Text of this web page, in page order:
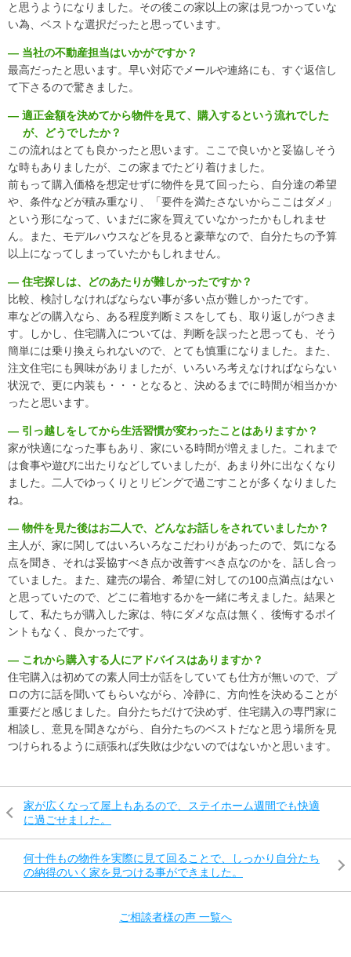
と思うようになりました。その後この家以上の家は見つかっていな
い為、ベストな選択だったと思っています。
― 当社の不動産担当はいかがですか？
最高だったと思います。早い対応でメールや連絡にも、すぐ返信し
て下さるので驚きました。
― 適正金額を決めてから物件を見て、購入するという流れでした
が、どうでしたか？
この流れはとても良かったと思います。ここで良いかと妥協しそう
な時もありましたが、この家までたどり着けました。
前もって購入価格を想定せずに物件を見て回ったら、自分達の希望
や、条件などが積み重なり、「要件を満たさないからここはダメ」
という形になって、いまだに家を買えていなかったかもしれませ
ん。また、モデルハウスなどを見ると豪華なので、自分たちの予算
以上になってしまっていたかもしれません。
― 住宅探しは、どのあたりが難しかったですか？
比較、検討しなければならない事が多い点が難しかったです。
車などの購入なら、ある程度判断ミスをしても、取り返しがつきま
す。しかし、住宅購入については、判断を誤ったと思っても、そう
簡単には乗り換えられないので、とても慎重になりました。また、
注文住宅にも興味がありましたが、いろいろ考えなければならない
状況で、更に内装も・・・となると、決めるまでに時間が相当かか
ったと思います。
― 引っ越しをしてから生活習慣が変わったことはありますか？
家が快適になった事もあり、家にいる時間が増えました。これまで
は食事や遊びに出たりなどしていましたが、あまり外に出なくなり
ました。二人でゆっくりとリビングで過ごすことが多くなりました
ね。
― 物件を見た後はお二人で、どんなお話しをされていましたか？
主人が、家に関してはいろいろなこだわりがあったので、気になる
点を聞き、それは妥協すべき点か改善すべき点なのかを、話し合っ
ていました。また、建売の場合、希望に対しての100点満点はない
と思っていたので、どこに着地するかを一緒に考えました。結果と
して、私たちが購入した家は、特にダメな点は無く、後悔するポイ
ントもなく、良かったです。
― これから購入する人にアドバイスはありますか？
住宅購入は初めての素人同士が話をしていても仕方が無いので、プ
ロの方に話を聞いてもらいながら、冷静に、方向性を決めることが
重要だと感じました。自分たちだけで決めず、住宅購入の専門家に
相談し、意見を聞きながら、自分たちのベストだなと思う場所を見
つけられるように頑張れば失敗は少ないのではないかと思います。
家が広くなって屋上もあるので、ステイホーム週間でも快適
に過ごせました。
何十件もの物件を実際に見て回ることで、しっかり自分たち
の納得のいく家を見つける事ができました。
ご相談者様の声 一覧へ